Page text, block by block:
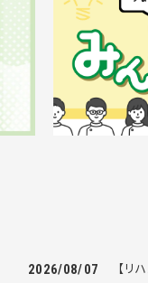
2026/08/07 【リ